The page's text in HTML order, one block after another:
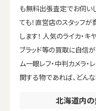
も無料出張査定でお伺い
ても！直営店のスタッフ
します！ 人気のライカ・キ
ブラッド等の買取に自信が
ム一眼レフ・中判カメラ・
関する物であれば、どん
北海道内